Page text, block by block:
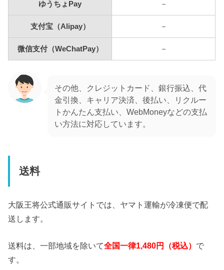
ゆうちょPay －
支付宝（Alipay） －
微信支付（WeChatPay） －
その他、クレジットカード、銀行振込、代
金引換、キャリア決済、後払い、リクルー
トかんたん支払い、WebMoneyなどの支払
い方法に対応しています。
送料
大阪王将公式通販サイトでは、ヤマト運輸が冷凍便で配
送します。
送料は、一部地域を除いて全国一律1,480円（税込） で
す。